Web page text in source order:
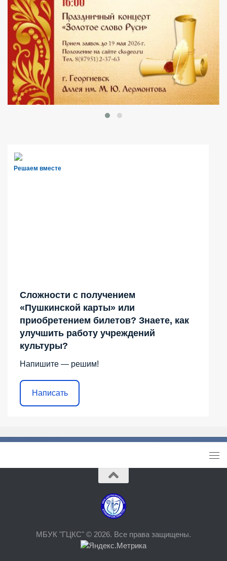
Решаем вместе
Сложности с получением
«Пушкинской карты» или
приобретением билетов? Знаете, как
улучшить работу учреждений
культуры?
Напишите — решим!
Написать
МБУК "ГЦКС" © 2026. Все права защищены.